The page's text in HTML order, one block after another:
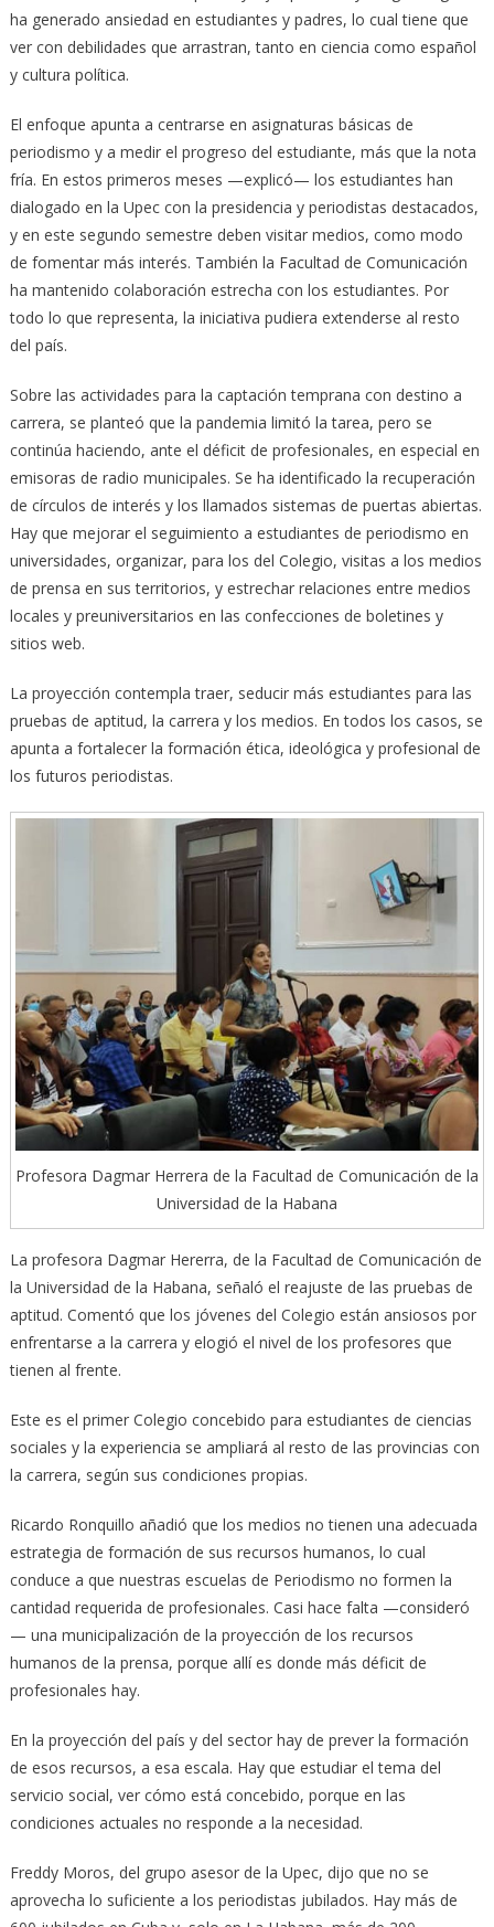
ha generado ansiedad en estudiantes y padres, lo cual tiene que
ver con debilidades que arrastran, tanto en ciencia como español
y cultura política.
El enfoque apunta a centrarse en asignaturas básicas de
periodismo y a medir el progreso del estudiante, más que la nota
fría. En estos primeros meses —explicó— los estudiantes han
dialogado en la Upec con la presidencia y periodistas destacados,
y en este segundo semestre deben visitar medios, como modo
de fomentar más interés. También la Facultad de Comunicación
ha mantenido colaboración estrecha con los estudiantes. Por
todo lo que representa, la iniciativa pudiera extenderse al resto
del país.
Sobre las actividades para la captación temprana con destino a
carrera, se planteó que la pandemia limitó la tarea, pero se
continúa haciendo, ante el déficit de profesionales, en especial en
emisoras de radio municipales. Se ha identificado la recuperación
de círculos de interés y los llamados sistemas de puertas abiertas.
Hay que mejorar el seguimiento a estudiantes de periodismo en
universidades, organizar, para los del Colegio, visitas a los medios
de prensa en sus territorios, y estrechar relaciones entre medios
locales y preuniversitarios en las confecciones de boletines y
sitios web.
La proyección contempla traer, seducir más estudiantes para las
pruebas de aptitud, la carrera y los medios. En todos los casos, se
apunta a fortalecer la formación ética, ideológica y profesional de
los futuros periodistas.
Profesora Dagmar Herrera de la Facultad de Comunicación de la
Universidad de la Habana
La profesora Dagmar Hererra, de la Facultad de Comunicación de
la Universidad de la Habana, señaló el reajuste de las pruebas de
aptitud. Comentó que los jóvenes del Colegio están ansiosos por
enfrentarse a la carrera y elogió el nivel de los profesores que
tienen al frente.
Este es el primer Colegio concebido para estudiantes de ciencias
sociales y la experiencia se ampliará al resto de las provincias con
la carrera, según sus condiciones propias.
Ricardo Ronquillo añadió que los medios no tienen una adecuada
estrategia de formación de sus recursos humanos, lo cual
conduce a que nuestras escuelas de Periodismo no formen la
cantidad requerida de profesionales. Casi hace falta —consideró
— una municipalización de la proyección de los recursos
humanos de la prensa, porque allí es donde más déficit de
profesionales hay.
En la proyección del país y del sector hay de prever la formación
de esos recursos, a esa escala. Hay que estudiar el tema del
servicio social, ver cómo está concebido, porque en las
condiciones actuales no responde a la necesidad.
Freddy Moros, del grupo asesor de la Upec, dijo que no se
aprovecha lo suficiente a los periodistas jubilados. Hay más de